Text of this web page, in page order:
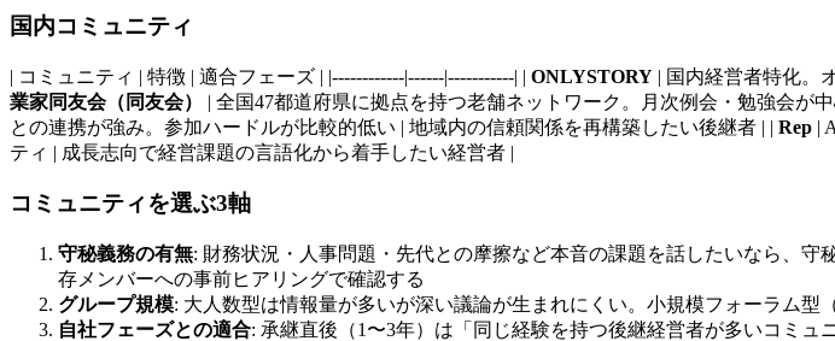
国内コミュニティ
| コミュニティ | 特徴 | 適合フェーズ | |------------|------|-----------| | ONLYSTORY | 国内経営者特化。
業家同友会（同友会）
| 全国47都道府県に拠点を持つ老舗ネットワーク。月次例会・勉強会が
との連携が強み。参加ハードルが比較的低い | 地域内の信頼関係を再構築したい後継者 | | Rep |
ティ | 成長志向で経営課題の言語化から着手したい経営者 |
コミュニティを選ぶ3軸
守秘義務の有無: 財務状況・人事問題・先代との摩擦など本音の課題を話したいなら、
存メンバーへの事前ヒアリングで確認する
グループ規模: 大人数型は情報量が多いが深い議論が生まれにくい。小規模フォーラム
自社フェーズとの適合: 承継直後（1〜3年）は「同じ経験を持つ後継経営者が多いコミ